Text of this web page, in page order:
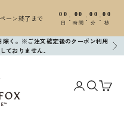
ーン終了まで 00
日
: 00
時間
: 00
分
:00
秒
く。※ご注文確定後のクーポン利用
ておりません。
次
SKINCARE
アカウント
検索を開
カー